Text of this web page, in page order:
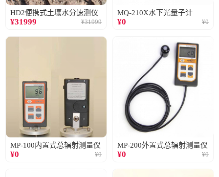
HD2便携式土壤水分速测仪
¥31999 ¥31999
MQ-210X水下光量子计
¥0 ¥0
MP-100内置式总辐射测量仪
¥0 ¥0
MP-200外置式总辐射测量仪
¥0 ¥0